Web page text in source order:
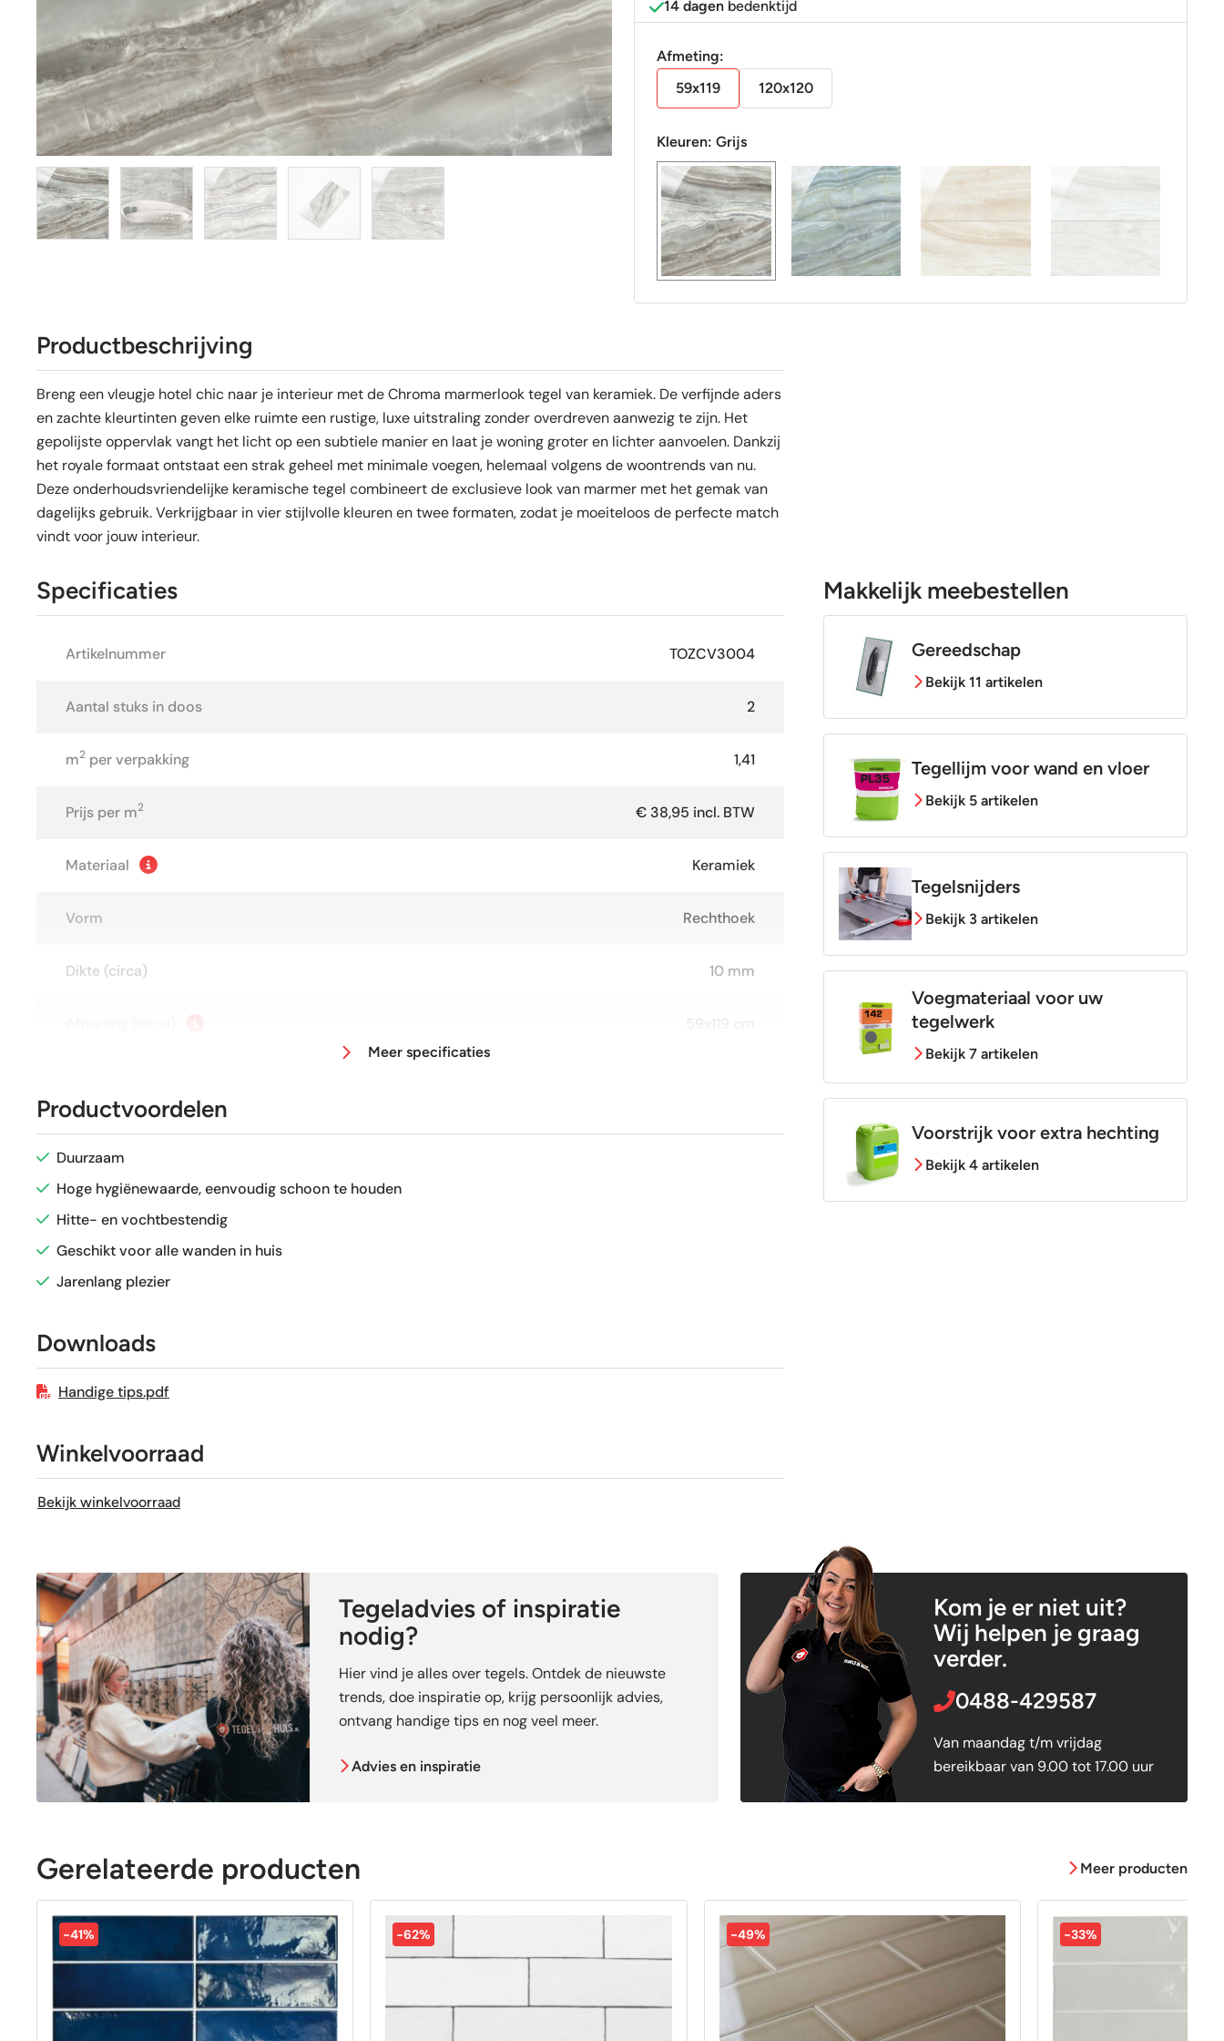
14 dagen bedenktijd
Afmeting:
59x119
120x120
Kleuren: Grijs
Productbeschrijving
Breng een vleugje hotel chic naar je interieur met de Chroma marmerlook tegel van keramiek. De verfijnde aders
en zachte kleurtinten geven elke ruimte een rustige, luxe uitstraling zonder overdreven aanwezig te zijn. Het
gepolijste oppervlak vangt het licht op een subtiele manier en laat je woning groter en lichter aanvoelen. Dankzij
het royale formaat ontstaat een strak geheel met minimale voegen, helemaal volgens de woontrends van nu.
Deze onderhoudsvriendelijke keramische tegel combineert de exclusieve look van marmer met het gemak van
dagelijks gebruik. Verkrijgbaar in vier stijlvolle kleuren en twee formaten, zodat je moeiteloos de perfecte match
vindt voor jouw interieur.
Specificaties
Artikelnummer TOZCV3004
Aantal stuks in doos 2
m2 per verpakking 1,41
Prijs per m2 € 38,95 incl. BTW
Materiaal Keramiek
Vorm Rechthoek
Dikte (circa) 10 mm
Gerectificeerd Ja
Vorstbestendig
Craquelé
Meer specificaties
Productvoordelen
Duurzaam
Hoge hygiënewaarde, eenvoudig schoon te houden
Hitte- en vochtbestendig
Geschikt voor alle wanden in huis
Jarenlang plezier
Downloads
Handige tips.pdf
Winkelvoorraad
Bekijk winkelvoorraad
Makkelijk meebestellen
Gereedschap
Bekijk 11 artikelen
Tegellijm voor wand en vloer
Bekijk 5 artikelen
Tegelsnijders
Bekijk 3 artikelen
Voegmateriaal voor uw
tegelwerk
Bekijk 7 artikelen
Voorstrijk voor extra hechting
Bekijk 4 artikelen
Tegeladvies of inspiratie
nodig?
Hier vind je alles over tegels. Ontdek de nieuwste
trends, doe inspiratie op, krijg persoonlijk advies,
ontvang handige tips en nog veel meer.
Advies en inspiratie
Kom je er niet uit?
Wij helpen je graag
verder.
0488-429587
Van maandag t/m vrijdag
bereikbaar van 9.00 tot 17.00 uur
Gerelateerde producten Meer producten
-41% -62% -49% -33%